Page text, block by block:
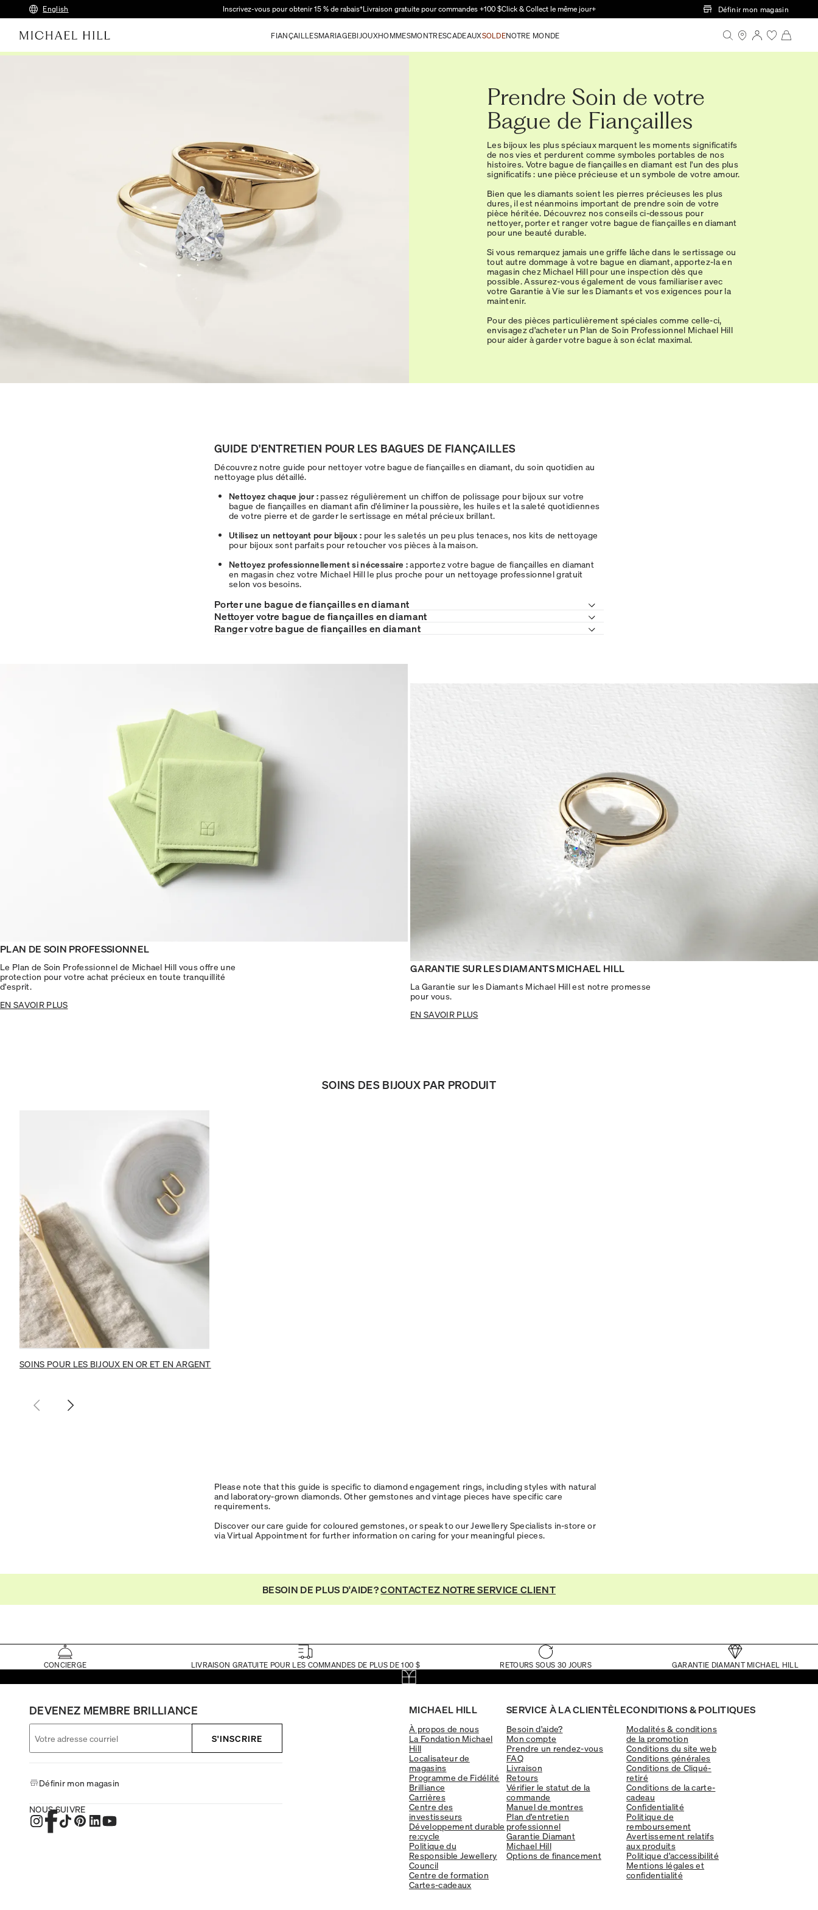
Passer au contenu principal
English Inscrivez-vous pour obtenir 15 % de rabais†Livraison gratuite pour commandes +100 $Click & Collect le même jour+ Définir mon magasin
FIANÇAILLESMARIAGEBIJOUXHOMMESMONTRESCADEAUXSOLDENOTRE MONDE
Prendre Soin de votre
Bague de Fiançailles
Les bijoux les plus spéciaux marquent les moments significatifs
de nos vies et perdurent comme symboles portables de nos
histoires. Votre bague de fiançailles en diamant est l'un des plus
significatifs : une pièce précieuse et un symbole de votre amour.
Bien que les diamants soient les pierres précieuses les plus
dures, il est néanmoins important de prendre soin de votre
pièce héritée. Découvrez nos conseils ci-dessous pour
nettoyer, porter et ranger votre bague de fiançailles en diamant
pour une beauté durable.
Si vous remarquez jamais une griffe lâche dans le sertissage ou
tout autre dommage à votre bague en diamant, apportez-la en
magasin chez Michael Hill pour une inspection dès que
possible. Assurez-vous également de vous familiariser avec
votre Garantie à Vie sur les Diamants et vos exigences pour la
maintenir.
Pour des pièces particulièrement spéciales comme celle-ci,
envisagez d'acheter un Plan de Soin Professionnel Michael Hill
pour aider à garder votre bague à son éclat maximal.
GUIDE D'ENTRETIEN POUR LES BAGUES DE FIANÇAILLES
Découvrez notre guide pour nettoyer votre bague de fiançailles en diamant, du soin quotidien au
nettoyage plus détaillé.
Nettoyez chaque jour : passez régulièrement un chiffon de polissage pour bijoux sur votre
bague de fiançailles en diamant afin d'éliminer la poussière, les huiles et la saleté quotidiennes
de votre pierre et de garder le sertissage en métal précieux brillant.
Utilisez un nettoyant pour bijoux : pour les saletés un peu plus tenaces, nos kits de nettoyage
pour bijoux sont parfaits pour retoucher vos pièces à la maison.
Nettoyez professionnellement si nécessaire :apportez votre bague de fiançailles en diamant
en magasin chez votre Michael Hill le plus proche pour un nettoyage professionnel gratuit
selon vos besoins.
Porter une bague de fiançailles en diamant
Nettoyer votre bague de fiançailles en diamant
Ranger votre bague de fiançailles en diamant
PLAN DE SOIN PROFESSIONNEL
Le Plan de Soin Professionnel de Michael Hill vous offre une
protection pour votre achat précieux en toute tranquillité
d'esprit.
EN SAVOIR PLUS
GARANTIE SUR LES DIAMANTS MICHAEL HILL
La Garantie sur les Diamants Michael Hill est notre promesse
pour vous.
EN SAVOIR PLUS
SOINS DES BIJOUX PAR PRODUIT
SOINS POUR LES BIJOUX EN OR ET EN ARGENT
Please note that this guide is specific to diamond engagement rings, including styles with natural
and laboratory-grown diamonds. Other gemstones and vintage pieces have specific care
requirements.
Discover our care guide for coloured gemstones, or speak to our Jewellery Specialists in-store or
via Virtual Appointment for further information on caring for your meaningful pieces.
BESOIN DE PLUS D'AIDE?CONTACTEZ NOTRE SERVICE CLIENT
CONCIERGE LIVRAISON GRATUITE POUR LES COMMANDES DE PLUS DE 100 $ RETOURS SOUS 30 JOURS GARANTIE DIAMANT MICHAEL HILL
MICHAEL HILL
À propos de nous
La Fondation Michael
Hill
Localisateur de
magasins
Programme de Fidélité
Brilliance
Carrières
Centre des
investisseurs
Développement durable
re:cycle
Politique du
Responsible Jewellery
Council
Centre de formation
Cartes-cadeaux
SERVICE À LA CLIENTÈLE
Besoin d'aide?
Mon compte
Prendre un rendez-vous
FAQ
Livraison
Retours
Vérifier le statut de la
commande
Manuel de montres
Plan d'entretien
professionnel
Garantie Diamant
Michael Hill
Options de financement
CONDITIONS & POLITIQUES
Modalités & conditions
de la promotion
Conditions du site web
Conditions générales
Conditions de Cliqué-
retiré
Conditions de la carte-
cadeau
Confidentialité
Politique de
remboursement
Avertissement relatifs
aux produits
Politique d'accessibilité
Mentions légales et
confidentialité
DEVENEZ MEMBRE BRILLIANCE
S'INSCRIRE
Définir mon magasin
NOUS SUIVRE